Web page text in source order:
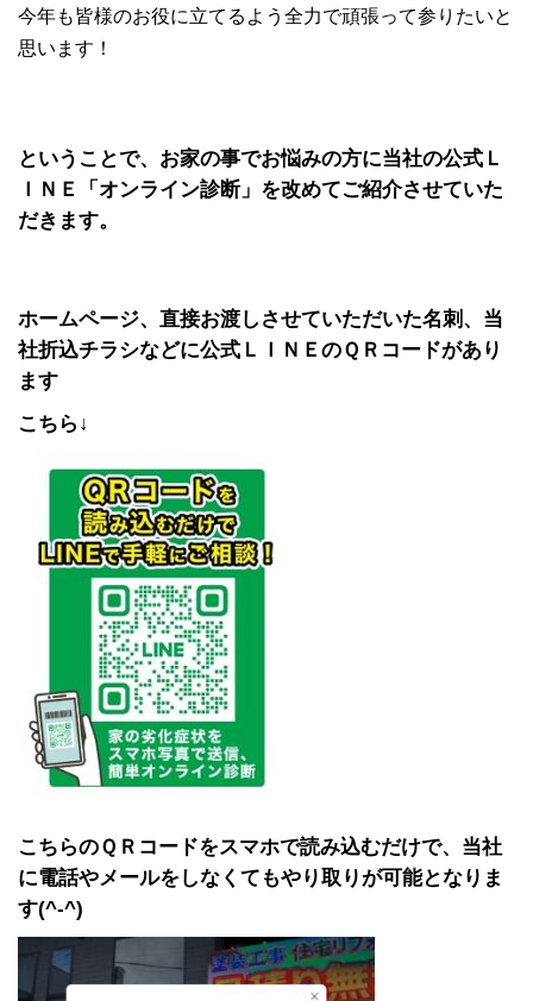
今年も皆様のお役に立てるよう全力で頑張って参りたいと
思います！
ということで、お家の事でお悩みの方に当社の公式Ｌ
ＩＮＥ「オンライン診断」を改めてご紹介させていた
だきます。
ホームページ、直接お渡しさせていただいた名刺、当
社折込チラシなどに公式ＬＩＮＥのＱＲコードがあり
ます
こちら↓
こちらのＱＲコードをスマホで読み込むだけで、当社
に電話やメールをしなくてもやり取りが可能となりま
す(^-^)